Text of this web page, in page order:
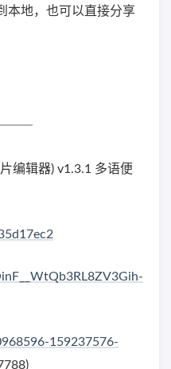
本地，也可以直接分享
编辑器) v1.3.1 多语便
159237576-